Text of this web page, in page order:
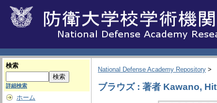
検索
詳細検索
ホーム
National Defense Academy Repository >
ブラウズ : 著者 Kawano,